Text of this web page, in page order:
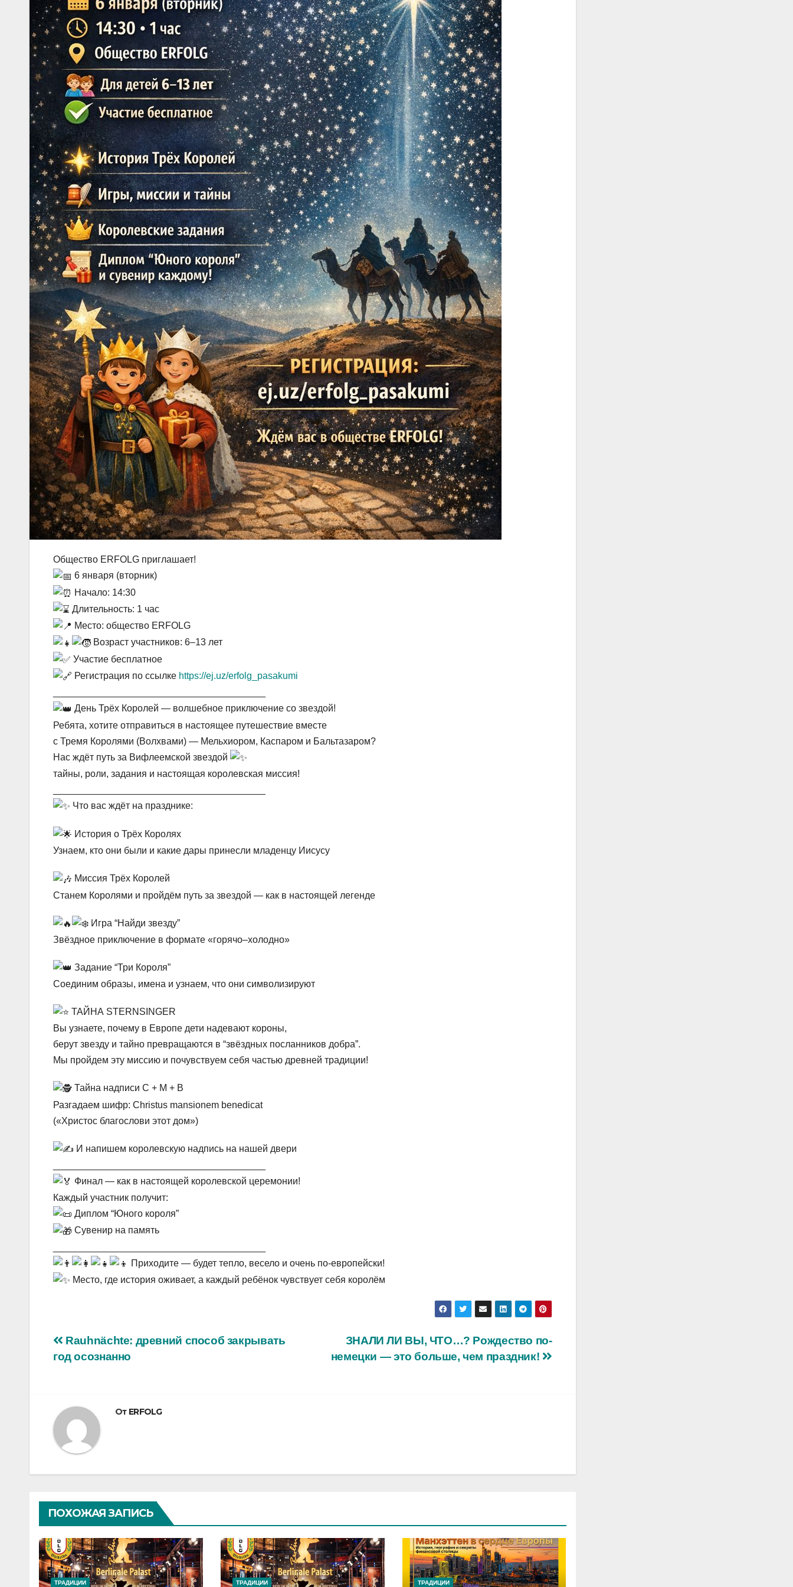
Общество ERFOLG приглашает!
6 января (вторник)
Начало: 14:30
Длительность: 1 час
Место: общество ERFOLG
Возраст участников: 6–13 лет
Участие бесплатное
Регистрация по ссылке https://ej.uz/erfolg_pasakumi
День Трёх Королей — волшебное приключение со звездой!
Ребята, хотите отправиться в настоящее путешествие вместе
с Тремя Королями (Волхвами) — Мельхиором, Каспаром и Бальтазаром?
Нас ждёт путь за Вифлеемской звездой
тайны, роли, задания и настоящая королевская миссия!
Что вас ждёт на празднике:
История о Трёх Королях
Узнаем, кто они были и какие дары принесли младенцу Иисусу
Миссия Трёх Королей
Станем Королями и пройдём путь за звездой — как в настоящей легенде
Игра “Найди звезду”
Звёздное приключение в формате «горячо–холодно»
Задание “Три Короля”
Соединим образы, имена и узнаем, что они символизируют
ТАЙНА STERNSINGER
Вы узнаете, почему в Европе дети надевают короны,
берут звезду и тайно превращаются в “звёздных посланников добра”.
Мы пройдем эту миссию и почувствуем себя частью древней традиции!
Тайна надписи C + M + B
Разгадаем шифр: Christus mansionem benedicat
(«Христос благослови этот дом»)
И напишем королевскую надпись на нашей двери
Финал — как в настоящей королевской церемонии!
Каждый участник получит:
Диплом “Юного короля”
Сувенир на память
Приходите — будет тепло, весело и очень по-европейски!
Место, где история оживает, а каждый ребёнок чувствует себя королём
Навигация
по
ЗНАЛИ ЛИ ВЫ, ЧТО…? Рождество по-
немецки — это больше, чем праздник!
Rauhnächte: древний способ закрывать
год осознанно
От ERFOLG
ПОХОЖАЯ ЗАПИСЬ
ТРАДИЦИИ ТРАДИЦИИ ТРАДИЦИИ